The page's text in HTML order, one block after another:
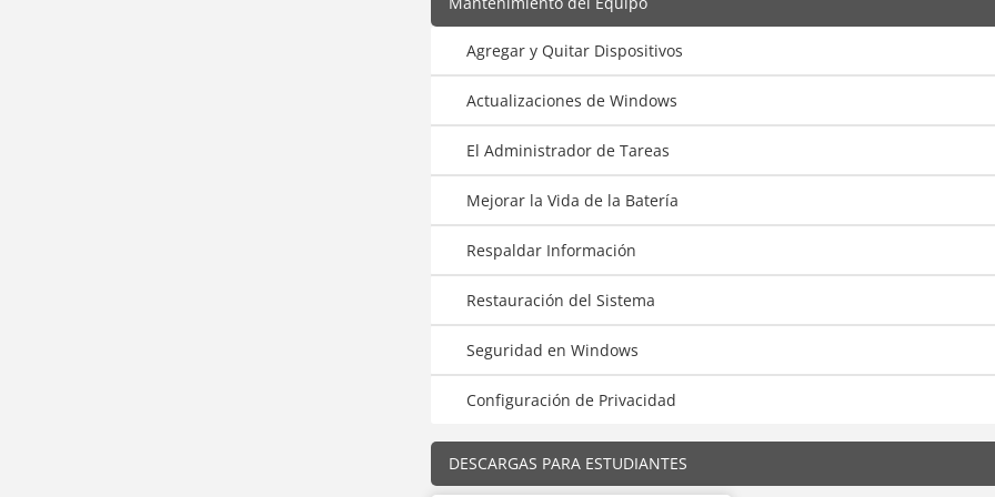
Agregar y Quitar Dispositivos
Actualizaciones de Windows
El Administrador de Tareas
Mejorar la Vida de la Batería
Respaldar Información
Restauración del Sistema
Seguridad en Windows
Configuración de Privacidad
DESCARGAS PARA ESTUDIANTES